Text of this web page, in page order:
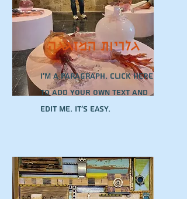
גלריות המזגגה
I'm a paragraph. Click here
to add your own text and
edit me. It’s easy.